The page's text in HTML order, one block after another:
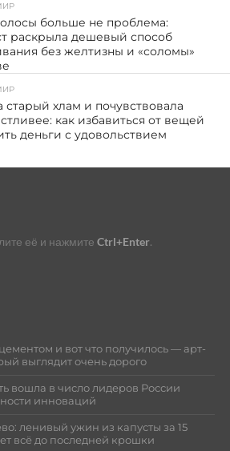
больше не проблема:
раскрыла дешевый способ
без желтизны и «соломы»
старый хлам и почувствовала
как избавиться от вещей
деньги с удовольствием
её и нажмите Ctrl+Enter.
и вот что получилось — арт-
выглядит очень дорого
вошла в число лидеров России
инноваций
ленивый ужин из капусты за 15
всё до последней крошки